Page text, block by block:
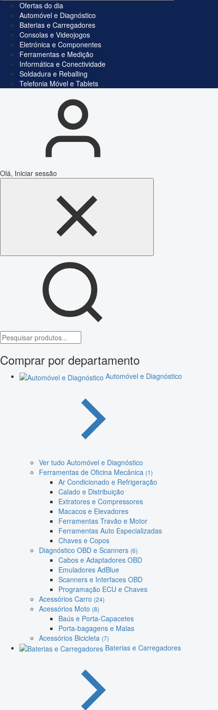
Ofertas do dia
Automóvel e Diagnóstico
Baterias e Carregadores
Consolas e Videojogos
Eletrónica e Componentes
Ferramentas e Medição
Informática e Conectividade
Soldadura e Reballing
Telefonia Móvel e Tablets
Olá, Iniciar sessão
Comprar por departamento
Automóvel e Diagnóstico
Ver tudo Automóvel e Diagnóstico
Ferramentas de Oficina Mecânica (1)
Ar Condicionado e Refrigeração
Calado e Distribuição
Extratores e Compressores
Macacos e Elevadores
Ferramentas Travão e Motor
Ferramentas Auto Especializadas
Chaves e Copos
Diagnóstico OBD e Scanners (6)
Cabos e Adaptadores OBD
Emuladores AdBlue
Scanners e Interfaces OBD
Programação ECU e Chaves
Acessórios Carro (24)
Acessórios Moto (8)
Baús e Porta-Capacetes
Porta-bagagens e Malas
Acessórios Bicicleta (7)
Baterias e Carregadores